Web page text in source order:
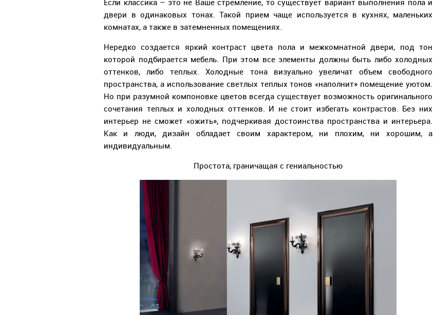
Если классика – это не Ваше стремление, то существует вариант выполнения пола и
двери в одинаковых тонах. Такой прием чаще используется в кухнях, маленьких
комнатах, а также в затемненных помещениях.
Нередко создается яркий контраст цвета пола и межкомнатной двери, под тон
которой подбирается мебель. При этом все элементы должны быть либо холодных
оттенков, либо теплых. Холодные тона визуально увеличат объем свободного
пространства, а использование светлых теплых тонов «наполнит» помещение уютом.
Но при разумной компоновке цветов всегда существует возможность оригинального
сочетания теплых и холодных оттенков. И не стоит избегать контрастов. Без них
интерьер не сможет «ожить», подчеркивая достоинства пространства и интерьера.
Как и люди, дизайн обладает своим характером, ни плохим, ни хорошим, а
индивидуальным.
Простота, граничащая с гениальностью